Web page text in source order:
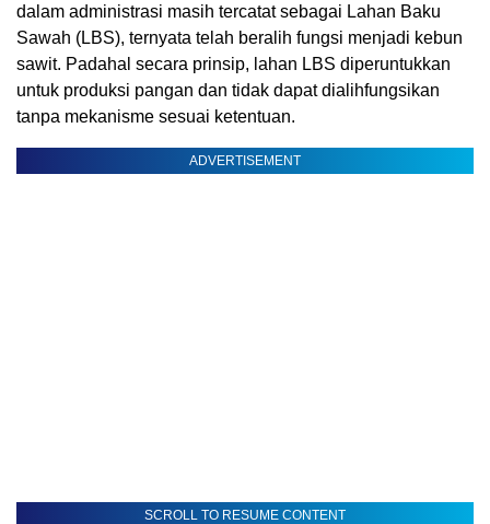
dalam administrasi masih tercatat sebagai Lahan Baku
Sawah (LBS), ternyata telah beralih fungsi menjadi kebun
sawit. Padahal secara prinsip, lahan LBS diperuntukkan
untuk produksi pangan dan tidak dapat dialihfungsikan
tanpa mekanisme sesuai ketentuan.
ADVERTISEMENT
SCROLL TO RESUME CONTENT